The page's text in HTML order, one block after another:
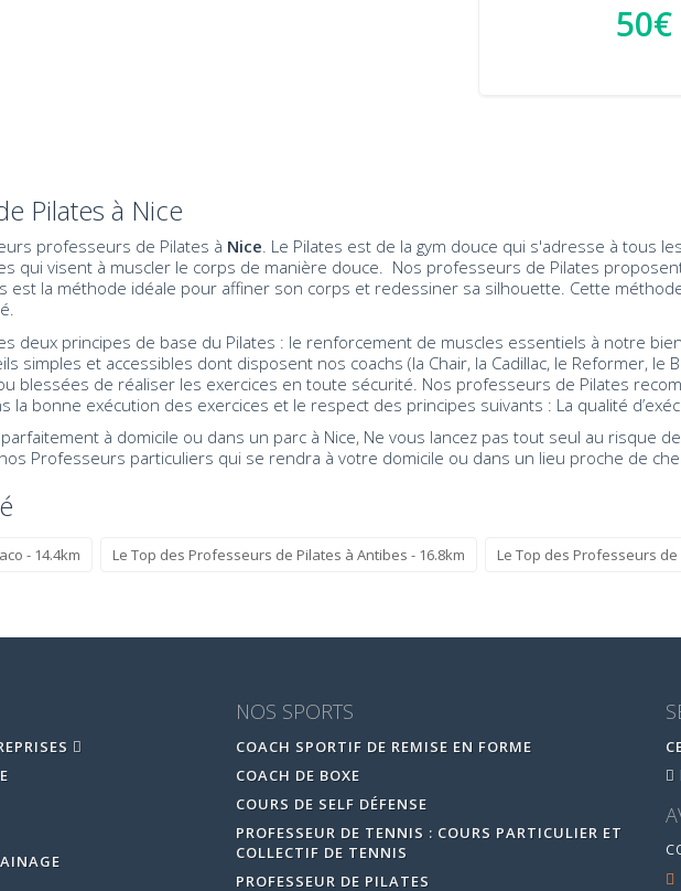
50€
Pilates à Nice
professeurs de Pilates à Nice. Le Pilates est de la gym douce qui s'adresse à tous
qui visent à muscler le corps de manière douce. Nos professeurs de Pilates
est la méthode idéale pour affiner son corps et redessiner sa silhouette. Cette
deux principes de base du Pilates : le renforcement de muscles essentiels à notre
simples et accessibles dont disposent nos coachs (la Chair, la Cadillac, le Reformer,
blessées de réaliser les exercices en toute sécurité. Nos professeurs de Pilates
la bonne exécution des exercices et le respect des principes suivants : La qualité
à domicile ou dans un parc à Nice, Ne vous lancez pas tout seul au risque
Professeurs particuliers qui se rendra à votre domicile ou dans un lieu proche de
- 14.4km Le Top des Professeurs de Pilates à Antibes - 16.8km Le Top des Professeurs
NOS SPORTS
COACH SPORTIF DE REMISE EN FORME
COACH DE BOXE
COURS DE SELF DÉFENSE
PROFESSEUR DE TENNIS : COURS PARTICULIER ET
COLLECTIF DE TENNIS
PROFESSEUR DE PILATES